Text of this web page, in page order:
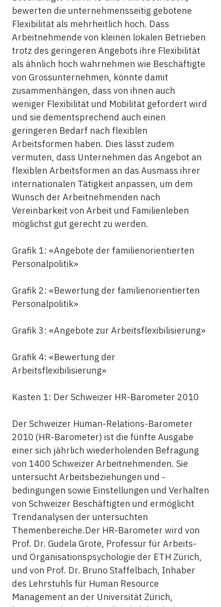
bewerten die unternehmensseitig gebotene
Flexibilität als mehrheitlich hoch. Dass
Arbeitnehmende von kleinen lokalen Betrieben
trotz des geringeren Angebots ihre Flexibilität
als ähnlich hoch wahrnehmen wie Beschäftigte
von Grossunternehmen, könnte damit
zusammenhängen, dass von ihnen auch
weniger Flexibilität und Mobilität gefordert wird
und sie dementsprechend auch einen
geringeren Bedarf nach flexiblen
Arbeitsformen haben. Dies lässt zudem
vermuten, dass Unternehmen das Angebot an
flexiblen Arbeitsformen an das Ausmass ihrer
internationalen Tätigkeit anpassen, um dem
Wunsch der Arbeitnehmenden nach
Vereinbarkeit von Arbeit und Familienleben
möglichst gut gerecht zu werden.
Grafik 1: «Angebote der familienorientierten
Personalpolitik»
Grafik 2: «Bewertung der familienorientierten
Personalpolitik»
Grafik 3: «Angebote zur Arbeitsflexibilisierung»
Grafik 4: «Bewertung der
Arbeitsflexibilisierung»
Kasten 1: Der Schweizer HR-Barometer 2010
Der Schweizer Human-Relations-Barometer
2010 (HR-Barometer) ist die fünfte Ausgabe
einer sich jährlich wiederholenden Befragung
von 1400 Schweizer Arbeitnehmenden. Sie
untersucht Arbeitsbeziehungen und -
bedingungen sowie Einstellungen und Verhalten
von Schweizer Beschäftigten und ermöglicht
Trendanalysen der untersuchten
Themenbereiche.Der HR-Barometer wird von
Prof. Dr. Gudela Grote, Professur für Arbeits-
und Organisationspsychologie der ETH Zürich,
und von Prof. Dr. Bruno Staffelbach, Inhaber
des Lehrstuhls für Human Resource
Management an der Universität Zürich,